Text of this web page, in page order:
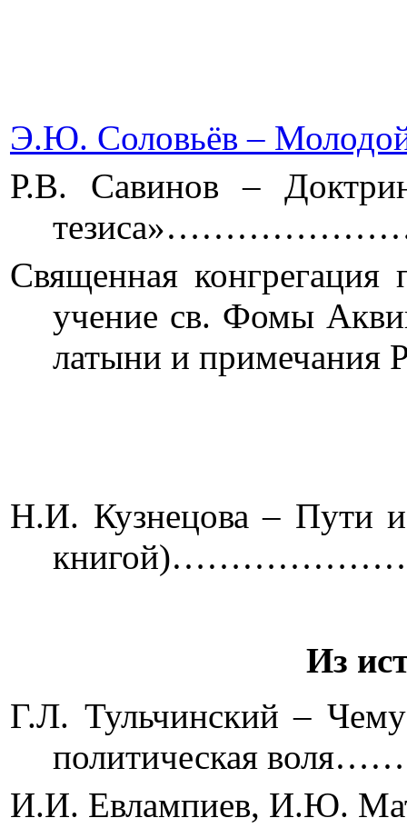
Э.Ю. Соловьёв –
Р.В. Савинов –
Священная
учение св. Фомы
латыни и
Н.И. Кузнецова – Пути и
Из
Г.Л. Тульчинский –
И.И. Евлампиев, И.Ю.